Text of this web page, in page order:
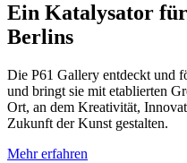
Ein Katalysator
Berlins
Die P61 Gallery entdeckt und
und bringt sie mit etablierten
Ort, an dem Kreativität,
Zukunft der Kunst gestalten.
Mehr erfahren